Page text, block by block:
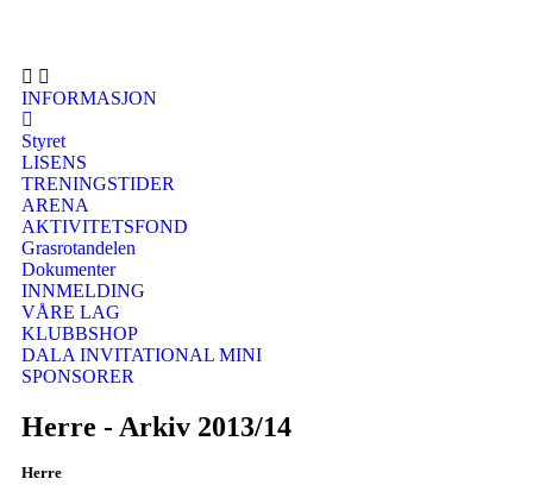
INFORMASJON
Styret
LISENS
TRENINGSTIDER
ARENA
AKTIVITETSFOND
Grasrotandelen
Dokumenter
INNMELDING
VÅRE LAG
KLUBBSHOP
DALA INVITATIONAL MINI
SPONSORER
Herre - Arkiv 2013/14
Herre